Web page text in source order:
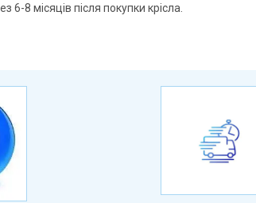
8 місяців після покупки крісла.